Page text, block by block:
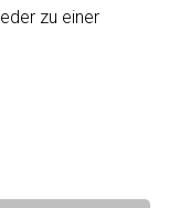
zu einer